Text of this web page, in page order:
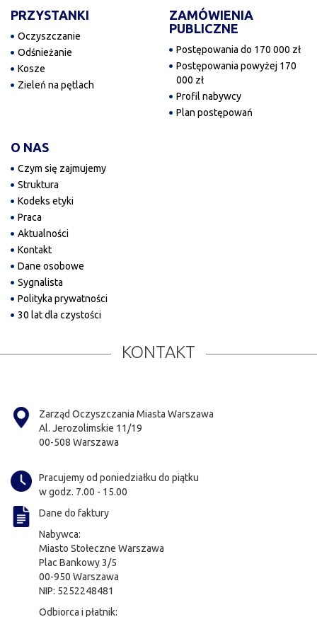
PRZYSTANKI
Oczyszczanie
Odśnieżanie
Kosze
Zieleń na pętlach
ZAMÓWIENIA
PUBLICZNE
Postępowania do 170 000 zł
Postępowania powyżej 170
000 zł
Profil nabywcy
Plan postępowań
O NAS
Czym się zajmujemy
Struktura
Kodeks etyki
Praca
Aktualności
Kontakt
Dane osobowe
Sygnalista
Polityka prywatności
30 lat dla czystości
KONTAKT
Zarząd Oczyszczania Miasta Warszawa
Al. Jerozolimskie 11/19
00-508 Warszawa
Pracujemy od poniedziałku do piątku
w godz. 7.00 - 15.00
Dane do faktury
Nabywca:
Miasto Stołeczne Warszawa
Plac Bankowy 3/5
00-950 Warszawa
NIP: 5252248481
Odbiorca i płatnik: